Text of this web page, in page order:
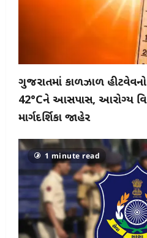
ગુજરાતમાં કાળઝાળ
42°Cને આસપાસ, આરોગ્ય
માર્ગદર્શિકા જાહેર
1 minute read